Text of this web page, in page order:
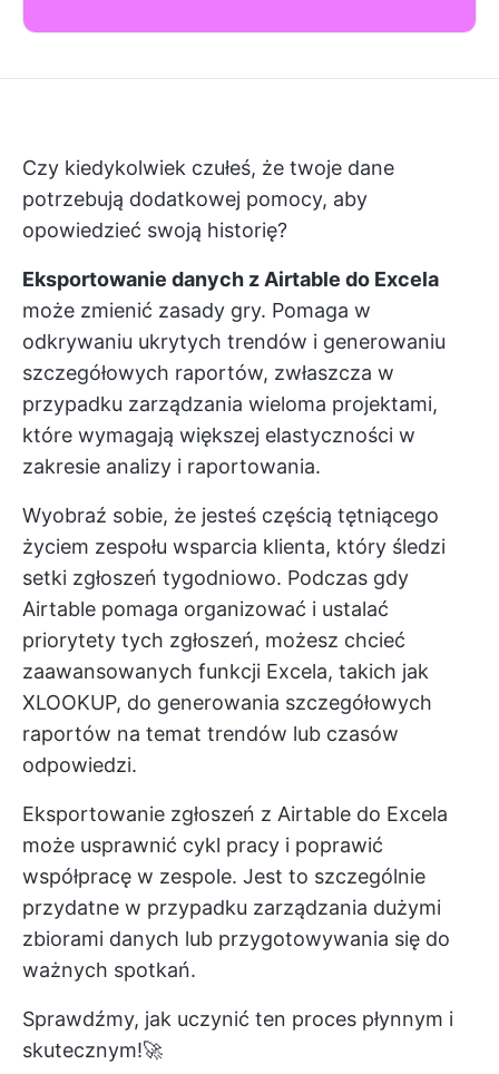
Czy kiedykolwiek czułeś, że twoje dane
potrzebują dodatkowej pomocy, aby
opowiedzieć swoją historię?
Eksportowanie danych z Airtable do Excela
może zmienić zasady gry. Pomaga w
odkrywaniu ukrytych trendów i generowaniu
szczegółowych raportów, zwłaszcza w
przypadku zarządzania wieloma projektami,
które wymagają większej elastyczności w
zakresie analizy i raportowania.
Wyobraź sobie, że jesteś częścią tętniącego
życiem zespołu wsparcia klienta, który śledzi
setki zgłoszeń tygodniowo. Podczas gdy
Airtable pomaga organizować i ustalać
priorytety tych zgłoszeń, możesz chcieć
zaawansowanych funkcji Excela, takich jak
XLOOKUP, do generowania szczegółowych
raportów na temat trendów lub czasów
odpowiedzi.
Eksportowanie zgłoszeń z Airtable do Excela
może usprawnić cykl pracy i poprawić
współpracę w zespole. Jest to szczególnie
przydatne w przypadku zarządzania dużymi
zbiorami danych lub przygotowywania się do
ważnych spotkań.
Sprawdźmy, jak uczynić ten proces płynnym i
skutecznym!🚀